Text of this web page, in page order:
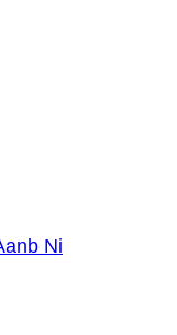
Ni